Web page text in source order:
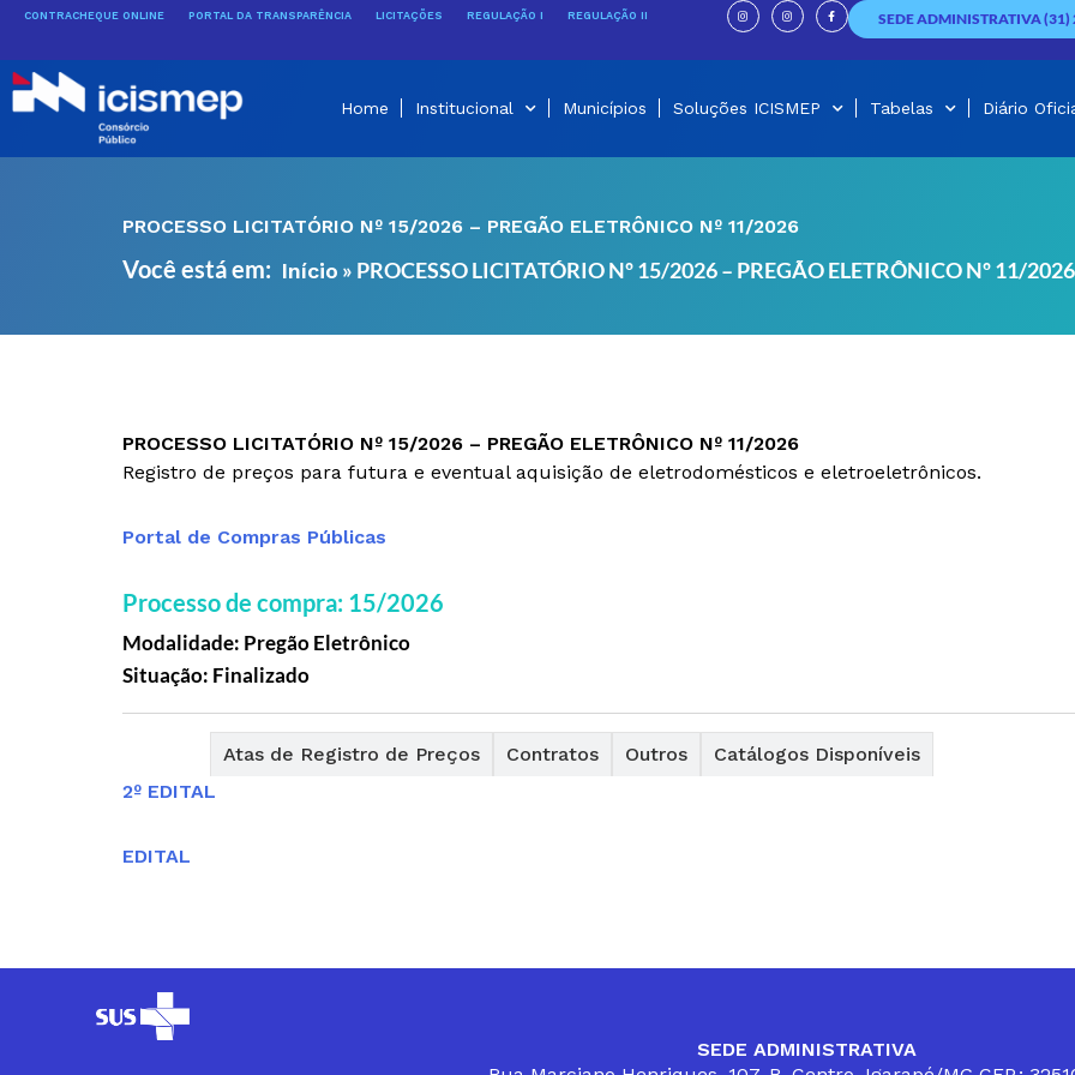
conteúdo
CONTRACHEQUE ONLINE PORTAL DA TRANSPARÊNCIA LICITAÇÕES REGULAÇÃO I REGULAÇÃO II
I
n
s
t
g
I
n
s
t
g
F
a
c
e
o
SEDE ADMINISTRATIVA
Home Institucional Municípios Soluções ICISMEP Tabelas Diário
PROCESSO LICITATÓRIO Nº 15/2026 – PREGÃO ELETRÔNICO Nº 11/2026
Você está em: Início » PROCESSO LICITATÓRIO Nº 15/2026 – PREGÃO ELETRÔNICO Nº 11/2026
PROCESSO LICITATÓRIO Nº 15/2026 – PREGÃO ELETRÔNICO Nº 11/2026
Registro de preços para futura e eventual aquisição de eletrodomésticos e eletroeletrônicos.
Portal de Compras Públicas
Processo de compra: 15/2026
Modalidade: Pregão Eletrônico
Situação: Finalizado
Atas de Registro de Preços Contratos Outros
Catálogos Disponíveis
2º EDITAL
EDITAL
SEDE ADMINISTRATIVA